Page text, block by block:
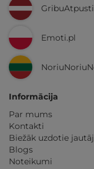
Emoti.pl
Informācija
Par mums
Kontakti
Biežāk uzdotie
Blogs
Noteikumi